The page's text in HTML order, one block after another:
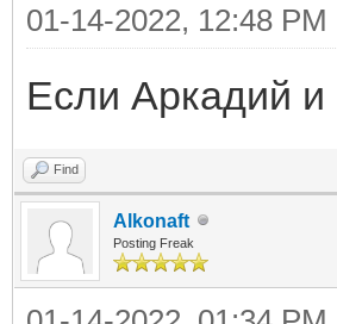
01-14-2022, 12:48 PM
Если Аркадий и
Find
Alkonaft
Posting Freak